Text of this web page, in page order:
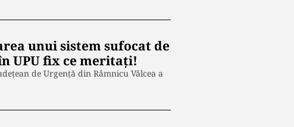
unui sistem sufocat de
UPU fix ce meritați!
de Urgență din Râmnicu Vâlcea a